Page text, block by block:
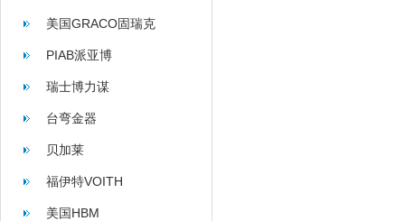
美国GRACO固瑞克
PIAB派亚博
瑞士博力谋
台弯金器
贝加莱
福伊特VOITH
美国HBM